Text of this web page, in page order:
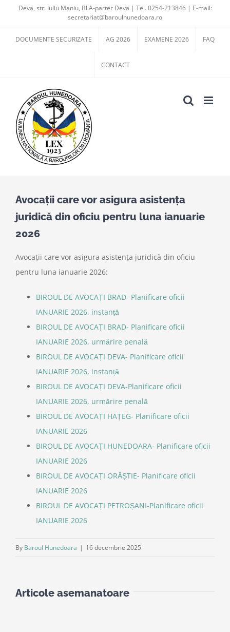
content
Deva, str. Iuliu Maniu, Bl.A-parter Deva | Tel. 0254-213846 | E-mail:
secretariat@baroulhunedoara.ro
DOCUMENTE SECURIZATE AG 2026 EXAMENE 2026 FAQ
CONTACT
Avocații care vor asigura asistența
juridică din oficiu pentru luna ianuarie
2026
Avocații care vor asigura asistența juridică din oficiu
pentru luna ianuarie 2026:
BIROUL DE AVOCAȚI BRAD- Planificare oficii
IANUARIE 2026, instanță
BIROUL DE AVOCAȚI BRAD- Planificare oficii
IANUARIE 2026, urmărire penală
BIROUL DE AVOCAȚI DEVA- Planificare oficii
IANUARIE 2026, instanță
BIROUL DE AVOCAȚI DEVA-Planificare oficii
IANUARIE 2026, urmărire penală
BIROUL DE AVOCAȚI HAȚEG- Planificare oficii
IANUARIE 2026
BIROUL DE AVOCAȚI HUNEDOARA- Planificare oficii
IANUARIE 2026
BIROUL DE AVOCAȚI ORĂȘTIE- Planificare oficii
IANUARIE 2026
BIROUL DE AVOCAȚI PETROȘANI-Planificare oficii
IANUARIE 2026
By Baroul Hunedoara | 16 decembrie 2025
Articole asemanatoare